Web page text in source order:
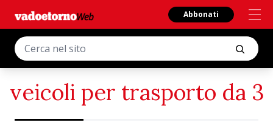
Abbonati
veicoli per trasporto da 3